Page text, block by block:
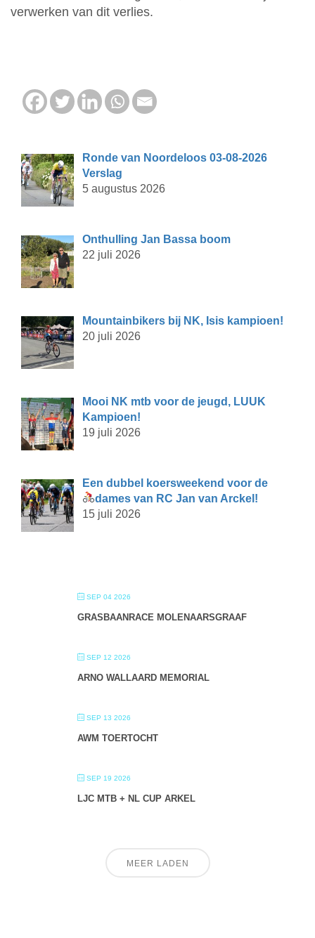
verwerken van dit verlies.
Ronde van Noordeloos 03-08-2026
Verslag
5 augustus 2026
Onthulling Jan Bassa boom
22 juli 2026
Mountainbikers bij NK, Isis kampioen!
20 juli 2026
Mooi NK mtb voor de jeugd, LUUK
Kampioen!
19 juli 2026
Een dubbel koersweekend voor de
dames van RC Jan van Arckel!
15 juli 2026
SEP 04 2026
GRASBAANRACE MOLENAARSGRAAF
SEP 12 2026
ARNO WALLAARD MEMORIAL
SEP 13 2026
AWM TOERTOCHT
SEP 19 2026
LJC MTB + NL CUP ARKEL
MEER LADEN